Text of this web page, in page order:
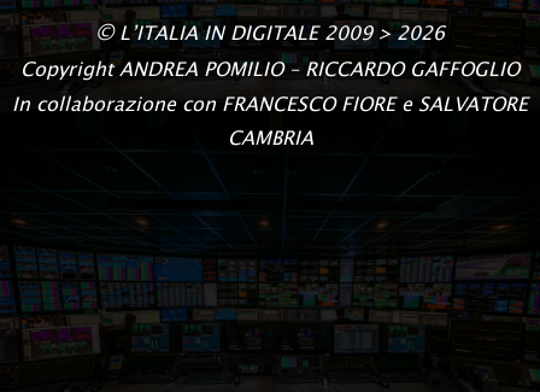
© L’ITALIA IN DIGITALE2009 > 2026
CopyrightANDREA POMILIO – RICCARDO GAFFOGLIO
In collaborazione con FRANCESCO FIORE e SALVATORE
CAMBRIA